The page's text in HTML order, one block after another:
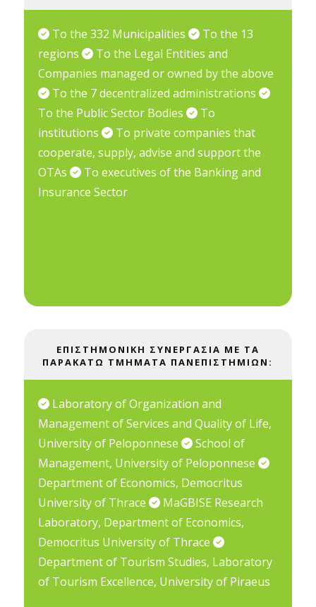
To the 332 Municipalities
To the 13
regions
To the Legal Entities and
Companies managed or owned by the above
To the 7 decentralized administrations
To the Public Sector Bodies
To
institutions
To private companies that
cooperate, supply, advise and support the
OTAs
To executives of the Banking and
Insurance Sector
ΕΠΙΣΤΗΜΟΝΙΚΗ ΣΥΝΕΡΓΑΣΙΑ ΜΕ ΤΑ
ΠΑΡΑΚΑΤΩ ΤΜΗΜΑΤΑ ΠΑΝΕΠΙΣΤΗΜΙΩΝ:
Laboratory of Organization and
Management of Services and Quality of Life,
University of Peloponnese
School of
Management, University of Peloponnese
Department of Economics, Democritus
University of Thrace
MaGBISE Research
Laboratory, Department of Economics,
Democritus University of Thrace
Department of Tourism Studies, Laboratory
of Tourism Excellence, University of Piraeus